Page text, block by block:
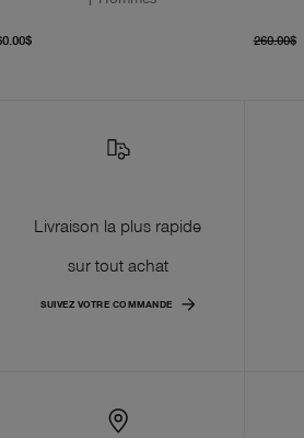
À partir du prix actuel 360.00$260.00$
Livraison la plus rapide
sur tout achat
SUIVEZ VOTRE COMMANDE